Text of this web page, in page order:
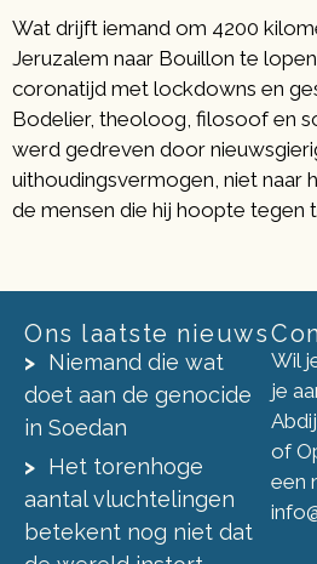
Wat drijft iemand om 4200
Jeruzalem naar Bouillon te
coronatijd met lockdowns en
Bodelier, theoloog, filosoof en
werd gedreven door
uithoudingsvermogen, niet naar
de mensen die hij hoopte tegen
Ons laatste nieuws
Niemand die wat
doet aan de genocide
in Soedan
Het torenhoge
aantal vluchtelingen
betekent nog niet dat
Wil
je
of
een